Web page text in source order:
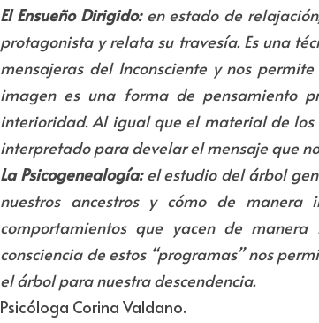
El Ensueño Dirigido: en estado de
protagonista y relata su travesía. Es una
mensajeras del Inconsciente y nos
imagen es una forma de pensamiento
interioridad. Al igual que el material de
interpretado para develar el mensaje que
La Psicogenealogía: el estudio del árbol
nuestros ancestros y cómo de manera
comportamientos que yacen de
consciencia de estos “programas” nos
el árbol para nuestra descendencia.
Psicóloga Corina Valdano.